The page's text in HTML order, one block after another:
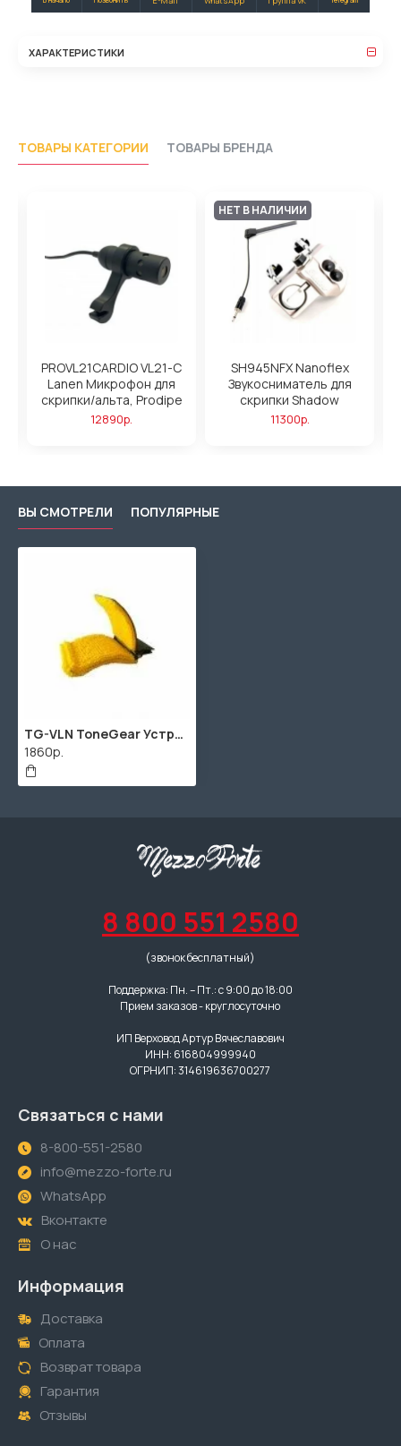
ХАРАКТЕРИСТИКИ
ТОВАРЫ КАТЕГОРИИ ТОВАРЫ БРЕНДА
PROVL21CARDIO VL21-C
Lanen Микрофон для
скрипки/альта, Prodipe
12890р.
НЕТ В НАЛИЧИИ
SH945NFX Nanoflex
Звукосниматель для
скрипки Shadow
11300р.
ВЫ СМОТРЕЛИ ПОПУЛЯРНЫЕ
TG-VLN ToneGear Устройство для чистки струн скрипки/альта, D'Andrea
1860р.
8 800 551 2580
(звонок бесплатный)
Поддержка: Пн. – Пт.: с 9:00 до 18:00
Прием заказов - круглосуточно
ИП Верховод Артур Вячеславович
ИНН: 616804999940
ОГРНИП: 314619636700277
Связаться с нами
8-800-551-2580
info@mezzo-forte.ru
WhatsApp
Вконтакте
О нас
Информация
Доставка
Оплата
Возврат товара
Гарантия
Отзывы